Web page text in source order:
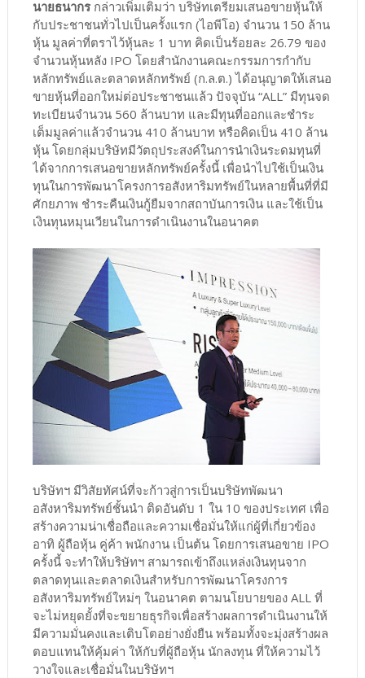
นายธนากร กล่าวเพิ่มเติมว่า บริษัทเตรียมเสนอขายหุ้นให้
กับประชาชนทั่วไปเป็นครั้งแรก (ไอพีโอ) จำนวน 150 ล้าน
หุ้น มูลค่าที่ตราไว้หุ้นละ 1 บาท คิดเป็นร้อยละ 26.79 ของ
จํานวนหุ้นหลัง IPO โดยสำนักงานคณะกรรมการกำกับ
หลักทรัพย์และตลาดหลักทรัพย์ (ก.ล.ต.) ได้อนุญาตให้เสนอ
ขายหุ้นที่ออกใหม่ต่อประชาชนแล้ว ปัจจุบัน “ALL” มีทุนจด
ทะเบียนจำนวน 560 ล้านบาท และมีทุนที่ออกและชำระ
เต็มมูลค่าแล้วจำนวน 410 ล้านบาท หรือคิดเป็น 410 ล้าน
หุ้น โดยกลุ่มบริษัทมีวัตถุประสงค์ในการนำเงินระดมทุนที่
ได้จากการเสนอขายหลักทรัพย์ครั้งนี้ เพื่อนำไปใช้เป็นเงิน
ทุนในการพัฒนาโครงการอสังหาริมทรัพย์ในหลายพื้นที่ที่มี
ศักยภาพ ชำระคืนเงินกู้ยืมจากสถาบันการเงิน และใช้เป็น
เงินทุนหมุนเวียนในการดำเนินงานในอนาคต
บริษัทฯ มีวิสัยทัศน์ที่จะก้าวสู่การเป็นบริษัทพัฒนา
อสังหาริมทรัพย์ชั้นนำ ติดอันดับ 1 ใน 10 ของประเทศ เพื่อ
สร้างความน่าเชื่อถือและความเชื่อมั่นให้แก่ผู้ที่เกี่ยวข้อง
อาทิ ผู้ถือหุ้น คู่ค้า พนักงาน เป็นต้น โดยการเสนอขาย IPO
ครั้งนี้ จะทำให้บริษัทฯ สามารถเข้าถึงแหล่งเงินทุนจาก
ตลาดทุนและตลาดเงินสำหรับการพัฒนาโครงการ
อสังหาริมทรัพย์ใหม่ๆ ในอนาคต ตามนโยบายของ ALL ที่
จะไม่หยุดยั้งที่จะขยายธุรกิจเพื่อสร้างผลการดำเนินงานให้
มีความมั่นคงและเติบโตอย่างยั่งยืน พร้อมทั้งจะมุ่งสร้างผล
ตอบแทนให้คุ้มค่า ให้กับที่ผู้ถือหุ้น นักลงทุน ที่ให้ความไว้
วางใจและเชื่อมั่นในบริษัทฯ